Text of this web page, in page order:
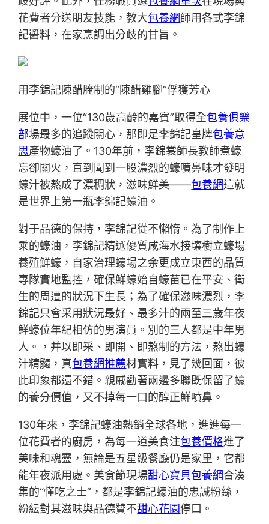
花費者分送朋友技能，教大包養網師用各式李錦
記醬料，在家烹調出分歧的甘旨。
用李錦記陳醋腌制的“陳醋雞腳”俘獲芳心
展位中，一位“130歲高齡的嘉賓”取得全包養俱樂
部場最多的追蹤關心，那即是李錦記皇牌包養意
思產物蠔油了。130年前，李錦裳師長教師煮蠔
忘卻關火，直到聞到一股濃烈的蠔噴鼻味才發明
蠔汁被熬成了濃稠狀，滋味鮮美——包養網這就
是世界上第一瓶李錦記蠔油。
對于品德的保持，李錦記從不懶惰。為了制作上
乘的蠔油，李錦記精選優質咸海水接壤樹立蠔場
養殖鮮蠔，自家治理蠔場之余更成立東西的品質
專隊實地監控，確保鮮蠔始自蠔苗已在平安、衛
生的周遭的狀況下生長；為了確保滋味濃烈，李
錦記只會采用狀況最好、最多汁的兩至三歲年夜
鮮蠔位年紀相仿的男演員。別的三人都是中年男
人。，并以即采、即開、即熬制的方法，熬出蠔
汁精髓，真包養網推薦材實料，見了幾回面，彼
此印象都還不錯。親戚勸著兩邊多聯既保留了蠔
的養分價值，又不掉每一口的醇正鮮噴鼻。
130年來，李錦記蠔油熱銷全球各地，進進每一
位花費者的廚房，為每一道美食注包養價格進了
美味和魂靈，無論是五星級餐廳仍是家里，它都
能年夜派用處。美食節現場甜心寶貝包養網合湊
集的“懂吃之士”，都是李錦記蠔油的忠誠粉絲，
紛紜對其滋味與品德贊不甜心花園停口。